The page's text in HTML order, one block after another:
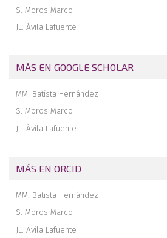
S. Moros Marco
JL. Ávila Lafuente
MÁS EN GOOGLE SCHOLAR
MM. Batista Hernández
S. Moros Marco
JL. Ávila Lafuente
MÁS EN ORCID
MM. Batista Hernández
S. Moros Marco
JL. Ávila Lafuente